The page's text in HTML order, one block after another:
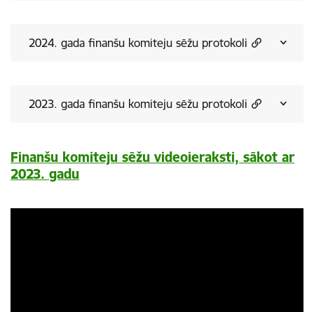
2024. gada finanšu komiteju sēžu protokoli
2023. gada finanšu komiteju sēžu protokoli
Finanšu komiteju sēžu videoieraksti, sākot ar
2023. gadu